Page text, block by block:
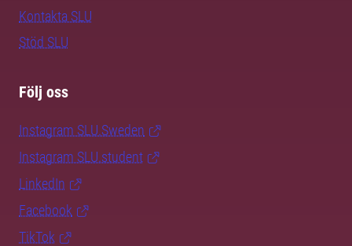
Kontakta SLU
Stöd SLU
Följ oss
Instagram SLU.Sweden
Instagram SLU.student
LinkedIn
Facebook
TikTok